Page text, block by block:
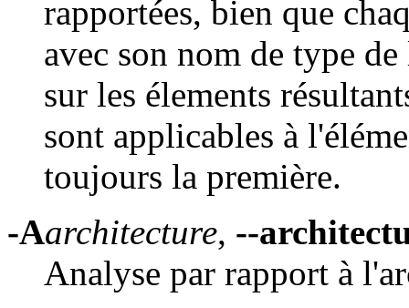
rapportées, bien que
avec son nom de type
sur les élements
sont applicables à
toujours la première.
-Aarchitecture, --
Analyse par rapport à